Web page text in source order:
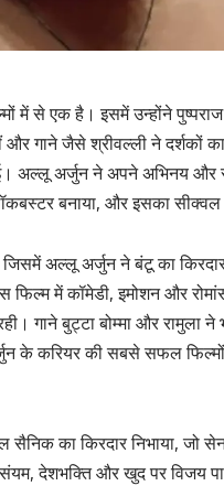
में से एक है। इसमें उन्होंने
गाने जैसे श्रीवल्ली ने दर्शकों
अल्लू अर्जुन ने अपने अभिनय और
बनाया, और इसका सीक्वल
अल्लू अर्जुन ने बंटू का
इस फिल्म में कॉमेडी, इमोशन और
गाने बुट्टा बोम्मा और रामुला
के करियर की सबसे सफल
का किरदार निभाया, जो
देशभक्ति और खुद पर विजय पाने